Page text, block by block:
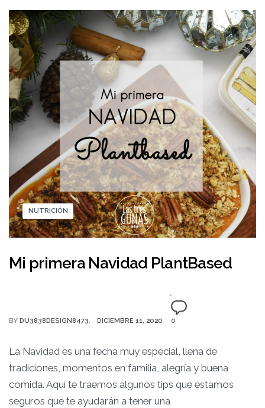
NUTRICIÓN
Mi primera Navidad PlantBased
BY DU3838DESIGN8473 DICIEMBRE 11, 2020 0
La Navidad es una fecha muy especial, llena de
tradiciones, momentos en familia, alegría y buena
comida. Aquí te traemos algunos tips que estamos
seguros que te ayudarán a tener una